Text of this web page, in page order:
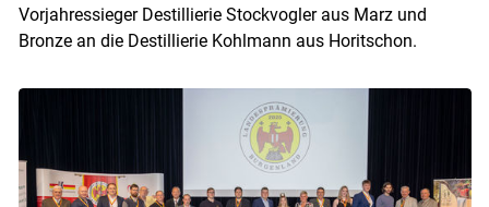
Vorjahressieger Destillierie Stockvogler aus Marz und
Bronze an die Destillierie Kohlmann aus Horitschon.